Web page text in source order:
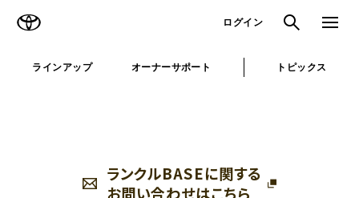
ログイン 検索 メニュ
ラインアップ オーナーサポート トピックス
ランクルBASEに関する
お問い合わせはこちら